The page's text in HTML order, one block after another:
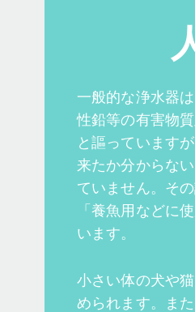
一般的な浄水器
性鉛等の有害物
と謳っています
来たか分からな
ていません。そ
「養魚用などに
います。
小さい体の犬や
められます。ま